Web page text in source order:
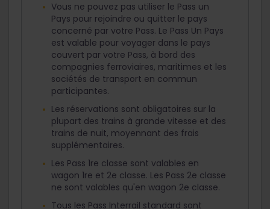
Vous ne pouvez pas utiliser le Pass un
Pays pour rejoindre ou quitter le pays
concerné par votre Pass. Le Pass Un Pays
est valable pour voyager dans le pays
couvert par votre Pass, à bord des
compagnies ferroviaires, maritimes et les
sociétés de transport en commun
participantes.
Les réservations sont obligatoires sur la
plupart des trains à grande vitesse et des
trains de nuit, moyennant des frais
supplémentaires.
Les Pass 1re classe sont valables en
wagon 1re et 2e classe. Les Pass 2e classe
ne sont valables qu'en wagon 2e classe.
Tous les Pass Interrail standard sont